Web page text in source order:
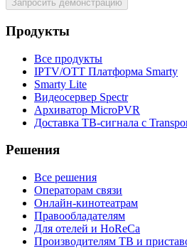
Запросить демонстрацию
Продукты
Все продукты
IPTV/OTT Платформа Smarty
Smarty Lite
Видеосервер Spectr
Архиватор MicroPVR
Доставка ТВ-сигнала с
Решения
Все решения
Операторам связи
Онлайн-кинотеатрам
Правообладателям
Для отелей и HoReCa
Производителям ТВ и